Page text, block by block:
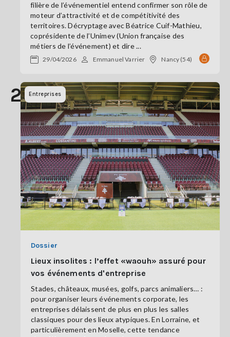
filière de l’événementiel entend confirmer son rôle de
moteur d’attractivité et de compétitivité des
territoires. Décryptage avec Béatrice Cuif-Mathieu,
coprésidente de l’Unimev (Union française des
métiers de l’événement) et dire ...
29/04/2026 Emmanuel Varrier Nancy (54)
2 Entreprises
Dossier
Lieux insolites : l’effet «waouh» assuré pour
vos événements d'entreprise
Stades, châteaux, musées, golfs, parcs animaliers… :
pour organiser leurs événements corporate, les
entreprises délaissent de plus en plus les salles
classiques pour des lieux atypiques. En Lorraine, et
particulièrement en Moselle, cette tendance